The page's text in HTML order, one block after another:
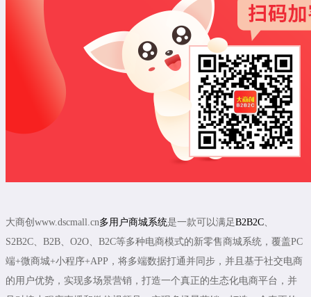
大商创www.dscmall.cn多用户商城系统是一款可以满足B2B2C
S2B2C、B2B、O2O、B2C等多种电商模式的新零售商城系统，覆盖PC
端+微商城+小程序+APP，将多端数据打通并同步，并且基于社交电商
的用户优势，实现多场景营销，打造一个真正的生态化电商平台，并